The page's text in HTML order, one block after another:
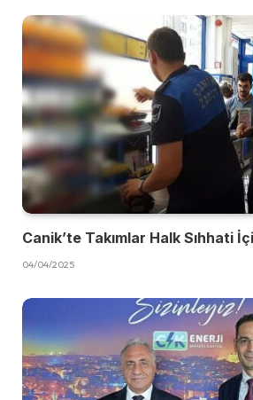
Canik’te Takımlar Halk Sıhhati
04/04/2025